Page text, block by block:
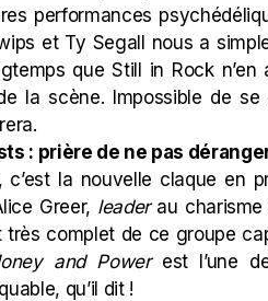
performances
et Ty Segall nous a
que Still in Rock
la scène. Impossible de
: prière de ne pas
c’est la nouvelle claque en
Greer, leader au
très complet de ce groupe
and Power est l’une
qu’il dit !